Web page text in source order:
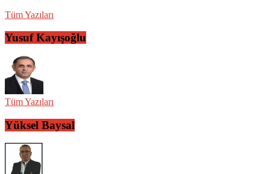
Tüm Yazıları
Yusuf Kayışoğlu
Tüm Yazıları
Yüksel Baysal